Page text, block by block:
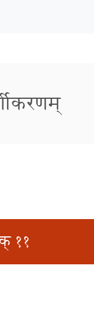
११